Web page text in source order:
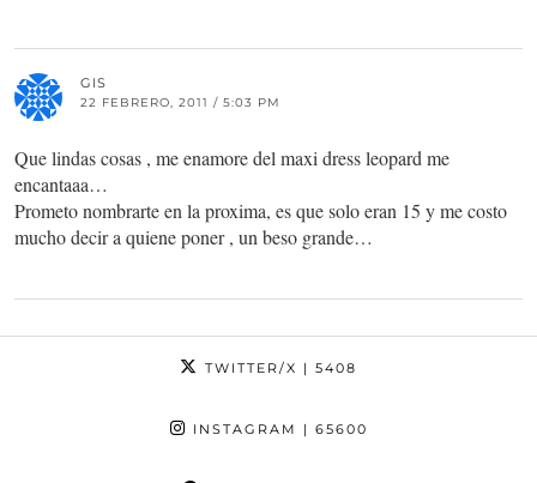
GIS
22 FEBRERO, 2011 / 5:03 PM
Que lindas cosas , me enamore del maxi dress leopard me
encantaaa…
Prometo nombrarte en la proxima, es que solo eran 15 y me costo
mucho decir a quiene poner , un beso grande…
TWITTER/X | 5408
INSTAGRAM | 65600